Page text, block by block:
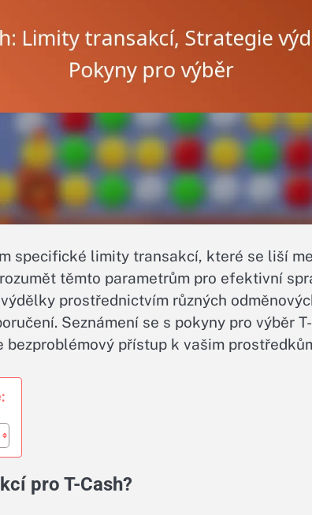
specifické limity transakcí, které se liší
těmto parametrům pro efektivní
prostřednictvím různých
Seznámení se s pokyny pro výběr
přístup k vašim
pro T-Cash?